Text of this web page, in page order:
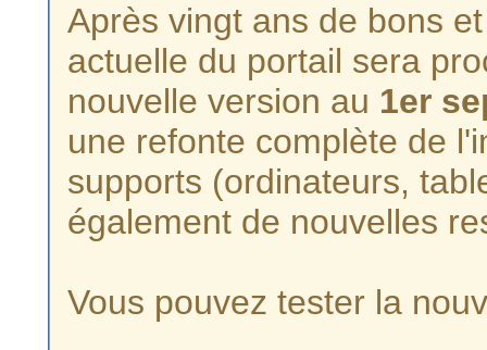
Après vingt ans de bons
actuelle du portail sera
nouvelle version au 1er
une refonte complète de
supports (ordinateurs,
également de nouvelles
Vous pouvez tester la